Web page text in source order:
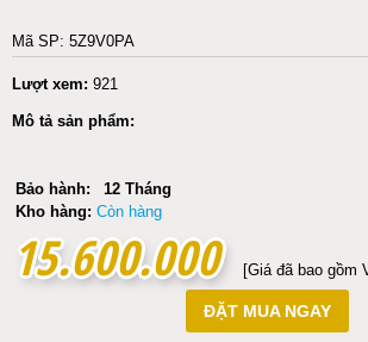
Mã SP: 5Z9V0PA
Lượt xem: 921
Mô tả sản phẩm:
Bảo hành:
12 Tháng
Kho hàng: Còn hàng
15.600.000
15.600.000 [Giá đã bao gồm
ĐẶT MUA NGAY